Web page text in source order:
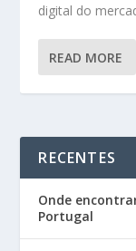
digital do
READ MORE
RECENTES
Onde
Portugal